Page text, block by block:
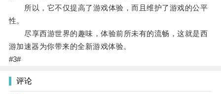
所以，它不仅提高了游戏体验，而且维护了游戏的公平
性。
尽享西游世界的趣味，体验前所未有的流畅，这就是西
游加速器为你带来的全新游戏体验。
#3#
评论